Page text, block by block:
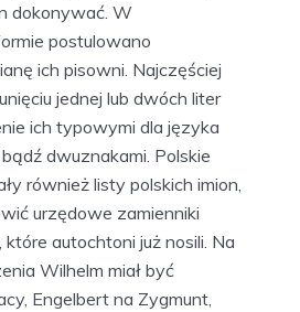
dokonywać. W
postulowano
ich pisowni. Najczęściej
jednej lub dwóch liter
ich typowymi dla języka
dwuznakami. Polskie
również listy polskich imion,
urzędowe zamienniki
które autochtoni już nosili. Na
Wilhelm miał być
Engelbert na Zygmunt,